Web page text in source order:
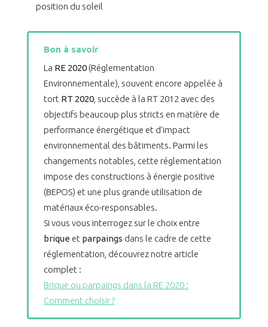
position du soleil
Bon à savoir
La RE 2020 (Réglementation
Environnementale), souvent encore appelée à
tort RT 2020 , succède à la RT 2012 avec des
objectifs beaucoup plus stricts en matière de
performance énergétique et d’impact
environnemental des bâtiments. Parmi les
changements notables, cette réglementation
impose des constructions à énergie positive
(BEPOS) et une plus grande utilisation de
matériaux éco-responsables.
Si vous vous interrogez sur le choix entre
brique et parpaings dans le cadre de cette
réglementation, découvrez notre article
complet :
Brique ou parpaings dans la RE 2020 :
Comment choisir ?